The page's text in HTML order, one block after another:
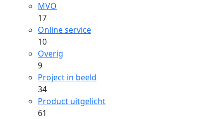
MVO
17
Online service
10
Overig
9
Project in beeld
34
Product uitgelicht
61